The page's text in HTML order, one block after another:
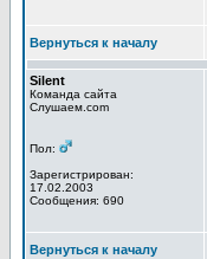
Вернуться к началу
Silent
Команда сайта
Слушаем.com
Пол:
Зарегистрирован:
17.02.2003
Сообщения: 690
Вернуться к началу